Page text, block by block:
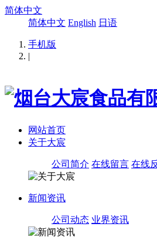
简体中文
简体中文 English 日语
手机版
|
网站首页
关于大宸
公司简介 在线留言 在线
新闻资讯
公司动态 业界资讯